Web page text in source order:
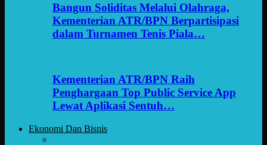
Bangun Soliditas Melalui Olahraga,
Kementerian ATR/BPN Berpartisipasi
dalam Turnamen Tenis Piala…
Kementerian ATR/BPN Raih
Penghargaan Top Public Service App
Lewat Aplikasi Sentuh…
Ekonomi Dan Bisnis